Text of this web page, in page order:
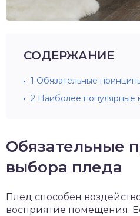
СОДЕРЖАНИЕ
1 Обязательные
2 Наиболее популярные
Обязательные
выбора пледа
Плед способен
восприятие помещения.